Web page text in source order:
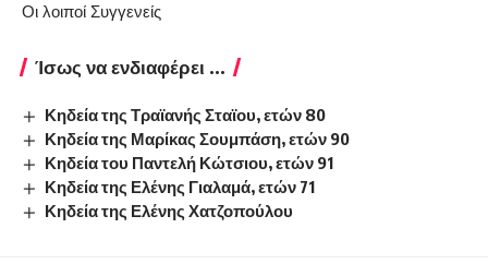
Οι λοιποί Συγγενείς
Ίσως να ενδιαφέρει ...
Κηδεία της Τραϊανής Σταϊου, ετών 80
Κηδεία της Μαρίκας Σουμπάση, ετών 90
Κηδεία του Παντελή Κώτσιου, ετών 91
Κηδεία της Ελένης Γιαλαμά, ετών 71
Κηδεία της Ελένης Χατζοπούλου